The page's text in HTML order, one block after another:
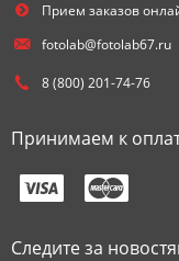
Прием заказов
fotolab@fotolab67.ru
8 (800) 201-74-76
Принимаем к
Следите за